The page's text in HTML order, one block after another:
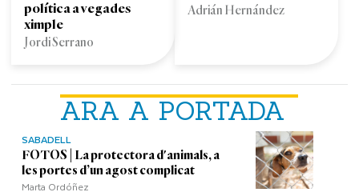
ARA A PORTADA
SABADELL
FOTOS | La protectora d'animals, a
les portes d’un agost complicat
Marta Ordóñez
política a vegades
ximple
Jordi Serrano
Adrián Hernández